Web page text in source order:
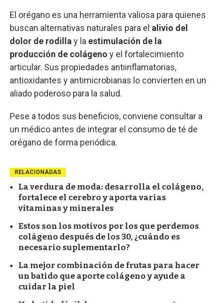
El orégano es una herramienta valiosa para quienes
buscan alternativas naturales para el alivio del
dolor de rodilla y la estimulación de la
producción de colágeno y el fortalecimiento
articular. Sus propiedades antiinflamatorias,
antioxidantes y antimicrobianas lo convierten en un
aliado poderoso para la salud.
Pese a todos sus beneficios, conviene consultar a
un médico antes de integrar el consumo de té de
orégano de forma periódica.
RELACIONADAS
La verdura de moda: desarrolla el colágeno,
fortalece el cerebro y aporta varias
vitaminas y minerales
Estos son los motivos por los que perdemos
colágeno después de los 30, ¿cuándo es
necesario suplementarlo?
La mejor combinación de frutas para hacer
un batido que aporte colágeno y ayude a
cuidar la piel